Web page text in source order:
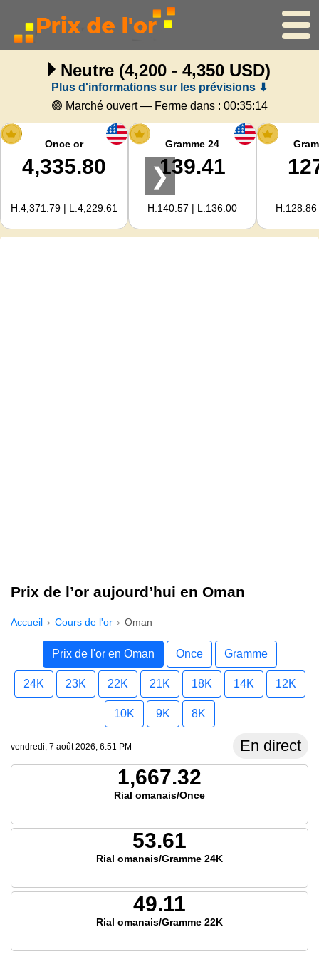
Accueil
Cours de l'or
Cours de l'argent
Calculateur d'or
Pour les Webmasters
Neutre (4,200 - 4,350 USD)
Plus d'informations sur les prévisions ⬇
🟢 Marché ouvert — Ferme dans : 00:35:14
Once or
4,335.80
H:4,371.79 | L:4,229.61
Gramme 24
139.41
H:140.57 | L:136.00
❯
Prix de l’or aujourd’hui en Oman
Accueil Cours de l'or Oman
Prix de l'or en Oman Once Gramme
24K 23K 22K 21K 18K 14K 12K
10K 9K 8K
vendredi, 7 août 2026, 6:51 PM En direct
1,667.32
Rial omanais/Once
53.61
Rial omanais/Gramme 24K
49.11
Rial omanais/Gramme 22K